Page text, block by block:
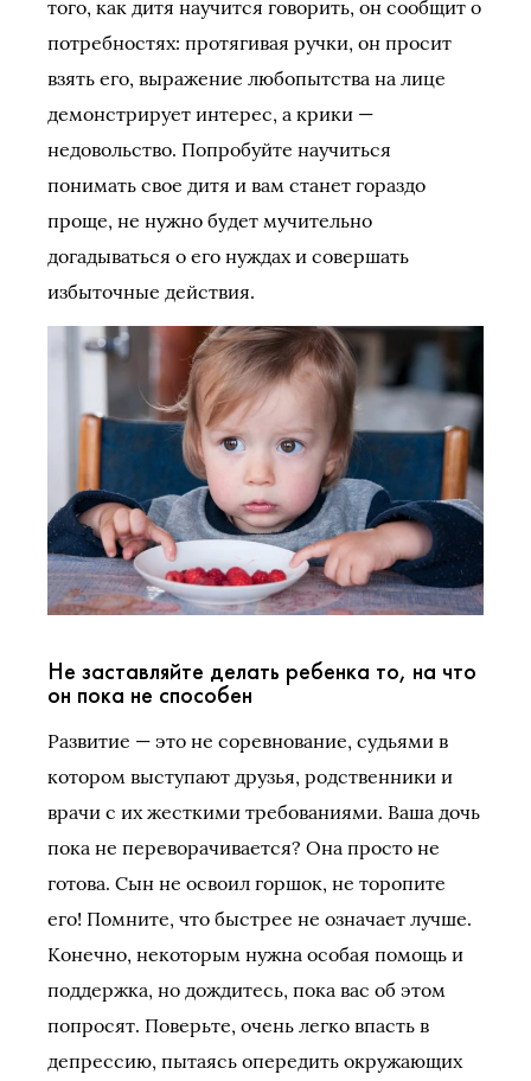
того, как дитя научится говорить, он сообщит о
потребностях: протягивая ручки, он просит
взять его, выражение любопытства на лице
демонстрирует интерес, а крики —
недовольство. Попробуйте научиться
понимать свое дитя и вам станет гораздо
проще, не нужно будет мучительно
догадываться о его нуждах и совершать
избыточные действия.
Не заставляйте делать ребенка то, на что
он пока не способен
Развитие — это не соревнование, судьями в
котором выступают друзья, родственники и
врачи с их жесткими требованиями. Ваша дочь
пока не переворачивается? Она просто не
готова. Сын не освоил горшок, не торопите
его! Помните, что быстрее не означает лучше.
Конечно, некоторым нужна особая помощь и
поддержка, но дождитесь, пока вас об этом
попросят. Поверьте, очень легко впасть в
депрессию, пытаясь опередить окружающих